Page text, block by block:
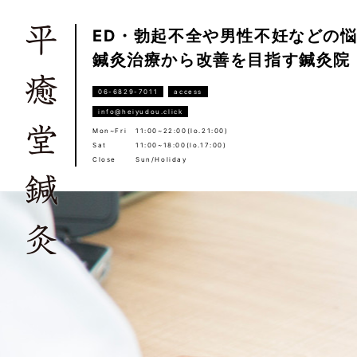
ED・勃起不全や男性不妊などの
鍼灸治療から改善を目指す鍼灸院
06-6829-7011 access
info@heiyudou.click
Mon~Fri
11:00~22:00(lo.21:00)
Sat
11:00~18:00(lo.17:00)
Close
Sun/Holiday